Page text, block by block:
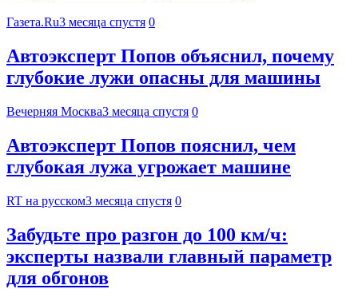
Газета.Ru3 месяца спустя 0
Автоэксперт Попов объяснил, почему
глубокие лужи опасны для машины
Вечерняя Москва3 месяца спустя 0
Автоэксперт Попов пояснил, чем
глубокая лужа угрожает машине
RT на русском3 месяца спустя 0
Забудьте про разгон до 100 км/ч:
эксперты назвали главный параметр
для обгонов